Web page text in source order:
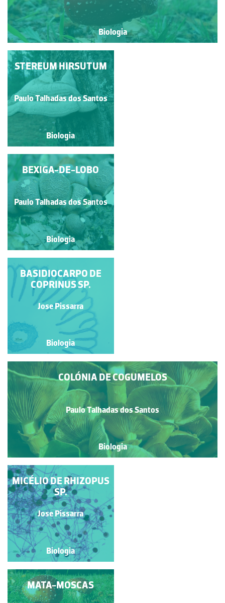
Biologia
TREMELA
Paulo Talhadas dos Santos
Biologia
STEREUM HIRSUTUM
Paulo Talhadas dos Santos
Biologia
COPRINO-BARBUDO
Paulo Talhadas dos Santos
Biologia
BEXIGA-DE-LOBO
Paulo Talhadas dos Santos
Biologia
COLÓNIA DE
COGUMELOS
Paulo Talhadas dos Santos
Biologia
COLÓNIA DE COGUMELOS
Paulo Talhadas dos Santos
Biologia
BASIDIOCARPO DE
COPRINUS SP.
Jose Pissarra
Biologia
BASIDIOCARPO DE
COPRINUS SP. (S.
TRANSV.)
Jose Pissarra
Biologia
MICÉLIO DE RHIZOPUS
SP.
Jose Pissarra
Biologia
ESPORÂNGIO DE
RHIZOPUS SP.
MATA-MOSCAS